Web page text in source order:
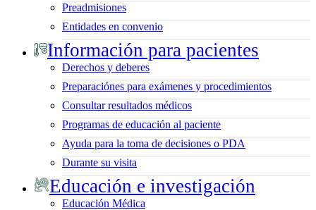
Preadmisiones
Entidades en convenio
Información para pacientes
Derechos y deberes
Preparaciónes para exámenes y procedimientos
Consultar resultados médicos
Programas de educación al paciente
Ayuda para la toma de decisiones o PDA
Durante su visita
Educación e investigación
Educación Médica